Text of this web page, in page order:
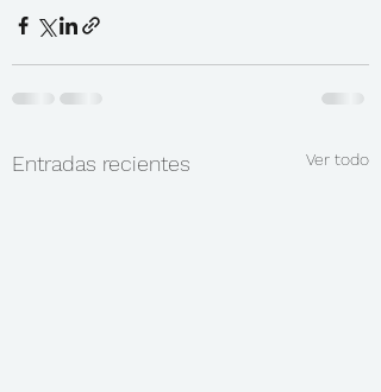
Entradas recientes Ver todo